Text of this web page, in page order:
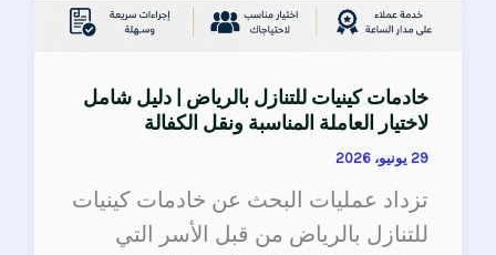
خادمات كينيات للتنازل بالرياض | دليل شامل
لاختيار العاملة المناسبة ونقل الكفالة
29 يونيو، 2026
تزداد عمليات البحث عن خادمات كينيات
للتنازل بالرياض من قبل الأسر التي